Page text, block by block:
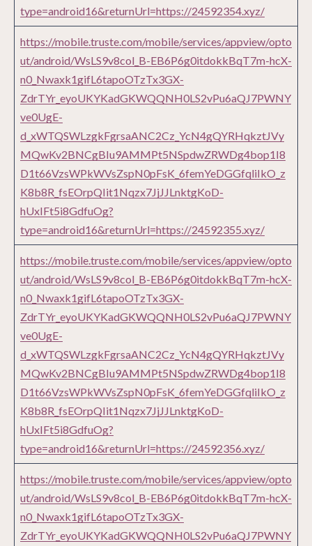
type=android16&returnUrl=https://24592354.xyz/
https://mobile.truste.com/mobile/services/appview/opto
ut/android/WsLS9v8col_B-EB6P6g0itdokkBqT7m-hcX-
n0_Nwaxk1gifL6tapoOTzTx3GX-
ZdrTYr_eyoUKYKadGKWQQNH0LS2vPu6aQJ7PWNY
ve0UgE-
d_xWTQSWLzgkFgrsaANC2Cz_YcN4gQYRHqkztJVy
MQwKv2BNCgBIu9AMMPt5NSpdwZRWDg4bop1I8
D1t66VzsWPkWVsZspN0pFsK_6femYeDGGfqliIkO_z
K8b8R_fsEOrpQIit1Nqzx7JjJJLnktgKoD-
hUxIFt5i8GdfuOg?
type=android16&returnUrl=https://24592355.xyz/
https://mobile.truste.com/mobile/services/appview/opto
ut/android/WsLS9v8col_B-EB6P6g0itdokkBqT7m-hcX-
n0_Nwaxk1gifL6tapoOTzTx3GX-
ZdrTYr_eyoUKYKadGKWQQNH0LS2vPu6aQJ7PWNY
ve0UgE-
d_xWTQSWLzgkFgrsaANC2Cz_YcN4gQYRHqkztJVy
MQwKv2BNCgBIu9AMMPt5NSpdwZRWDg4bop1I8
D1t66VzsWPkWVsZspN0pFsK_6femYeDGGfqliIkO_z
K8b8R_fsEOrpQIit1Nqzx7JjJJLnktgKoD-
hUxIFt5i8GdfuOg?
type=android16&returnUrl=https://24592356.xyz/
https://mobile.truste.com/mobile/services/appview/opto
ut/android/WsLS9v8col_B-EB6P6g0itdokkBqT7m-hcX-
n0_Nwaxk1gifL6tapoOTzTx3GX-
ZdrTYr_eyoUKYKadGKWQQNH0LS2vPu6aQJ7PWNY